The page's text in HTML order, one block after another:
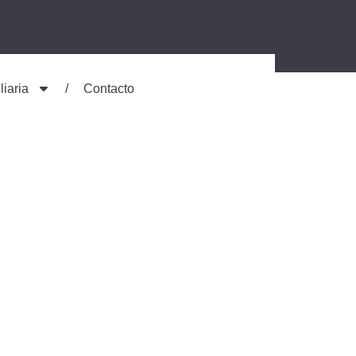
Contacto